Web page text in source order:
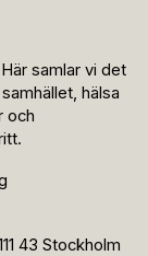
samlar vi det
hälsa
och
43 Stockholm